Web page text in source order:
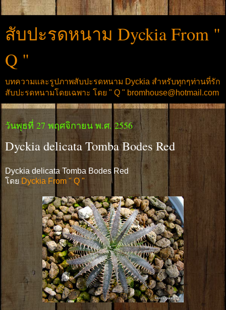
สับปะรดหนาม Dyckia From "
Q "
บทความและรูปภาพสับปะรดหนาม Dyckia สำหรับทุกๆท่านที่รัก
สับปะรดหนามโดยเฉพาะ โดย " Q " bromhouse@hotmail.com
วันพุธที่ 27 พฤศจิกายน พ.ศ. 2556
Dyckia delicata Tomba Bodes Red
Dyckia delicata Tomba Bodes Red
โดย Dyckia From " Q "